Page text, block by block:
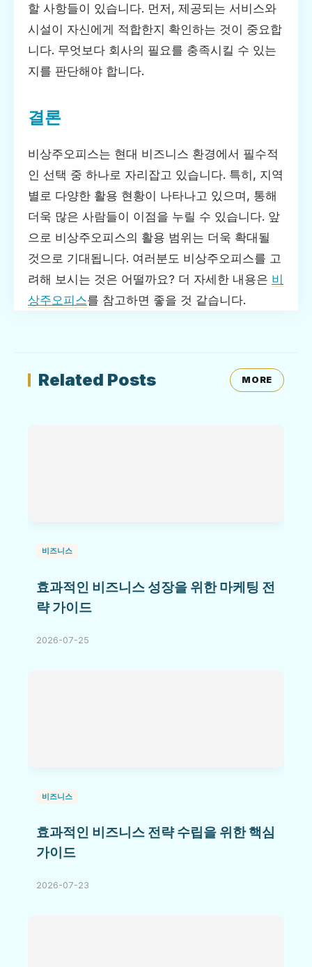
할 사항들이 있습니다. 먼저, 제공되는 서비스와
시설이 자신에게 적합한지 확인하는 것이 중요합
니다. 무엇보다 회사의 필요를 충족시킬 수 있는
지를 판단해야 합니다.
결론
비상주오피스는 현대 비즈니스 환경에서 필수적
인 선택 중 하나로 자리잡고 있습니다. 특히, 지역
별로 다양한 활용 현황이 나타나고 있으며, 통해
더욱 많은 사람들이 이점을 누릴 수 있습니다. 앞
으로 비상주오피스의 활용 범위는 더욱 확대될
것으로 기대됩니다. 여러분도 비상주오피스를 고
려해 보시는 것은 어떨까요? 더 자세한 내용은 비
상주오피스를 참고하면 좋을 것 같습니다.
Related Posts MORE
비즈니스
효과적인 비즈니스 성장을 위한 마케팅 전
략 가이드
2026-07-25
비즈니스
효과적인 비즈니스 전략 수립을 위한 핵심
가이드
2026-07-23